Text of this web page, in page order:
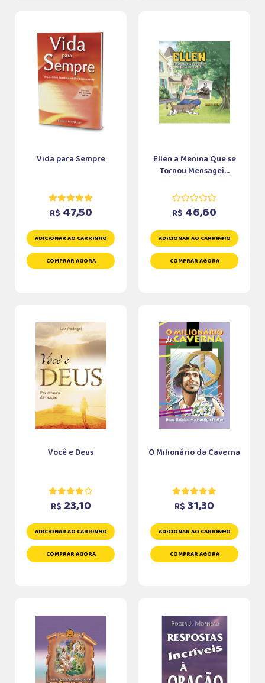
Vida para Sempre
R$ 47,50
ADICIONAR AO CARRINHO
COMPRAR AGORA
Ellen a Menina Que se
Tornou Mensagei...
R$ 46,60
ADICIONAR AO CARRINHO
COMPRAR AGORA
Você e Deus
R$ 23,10
ADICIONAR AO CARRINHO
COMPRAR AGORA
O Milionário da Caverna
R$ 31,30
ADICIONAR AO CARRINHO
COMPRAR AGORA